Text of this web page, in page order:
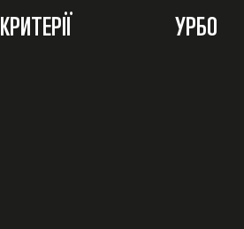
КРИТЕРІЇ
УРБО